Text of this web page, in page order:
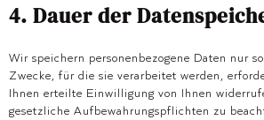
4. Dauer der
Wir speichern personenbezogene Daten nur
Zwecke, für die sie verarbeitet werden,
Ihnen erteilte Einwilligung von Ihnen
gesetzliche Aufbewahrungspflichten zu